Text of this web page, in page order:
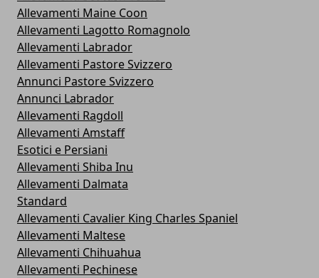
Allevamenti Maine Coon
Allevamenti Lagotto Romagnolo
Allevamenti Labrador
Allevamenti Pastore Svizzero
Annunci Pastore Svizzero
Annunci Labrador
Allevamenti Ragdoll
Allevamenti Amstaff
Esotici e Persiani
Allevamenti Shiba Inu
Allevamenti Dalmata
Standard
Allevamenti Cavalier King Charles Spaniel
Allevamenti Maltese
Allevamenti Chihuahua
Allevamenti Pechinese